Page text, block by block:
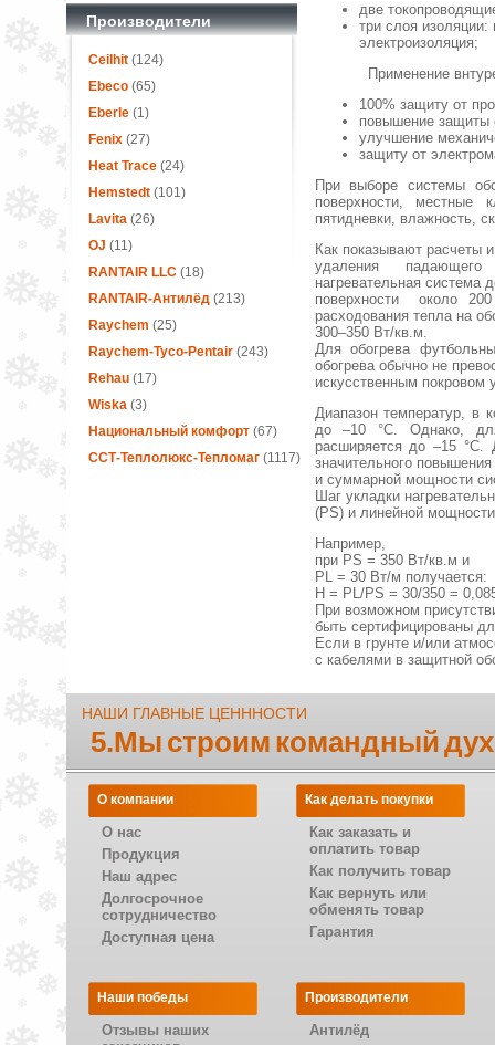
Производители
Ceilhit(124)
Ebeco(65)
Eberle(1)
Fenix(27)
Heat Trace(24)
Hemstedt(101)
Lavita(26)
OJ (11)
RANTAIR LLC(18)
RANTAIR-Антилёд(213)
Raychem (25)
Raychem-Tyco-Pentair (243)
Rehau(17)
Wiska(3)
Национальный комфорт(67)
ССТ-Теплолюкс-Тепломаг(1117)
две
три слоя
электроизоляция;
Применение
100% защиту от
повышение защиты
улучшение
защиту от
При выборе системы
поверхности, местные
пятидневки, влажность,
Как показывают расчеты
удаления
нагревательная система
поверхности около
расходования тепла на
300–350 Вт/кв.м.
Для обогрева
обогрева обычно не
искусственным
Диапазон температур, в
до –10 °С. Однако, для
расширяется до –15 °С.
значительного
и суммарной мощности
Шаг укладки
(PS) и линейной
Например,
при PS = 350 Вт/кв.м и
РL = 30 Вт/м получается:
H = PL/PS = 30/350 =
При возможном
быть сертифицированы
Если в грунте и/или
c кабелями в защитной
НАШИ ГЛАВНЫЕ ЦЕНННОСТИ
5.Мы строим командный
О компании
О нас
Продукция
Наш адрес
Долгосрочное
сотрудничество
Доступная цена
Как делать покупки
Как заказать и
оплатить товар
Как получить товар
Как вернуть или
обменять товар
Гарантия
Наши победы
Отзывы наших
Производители
Антилёд